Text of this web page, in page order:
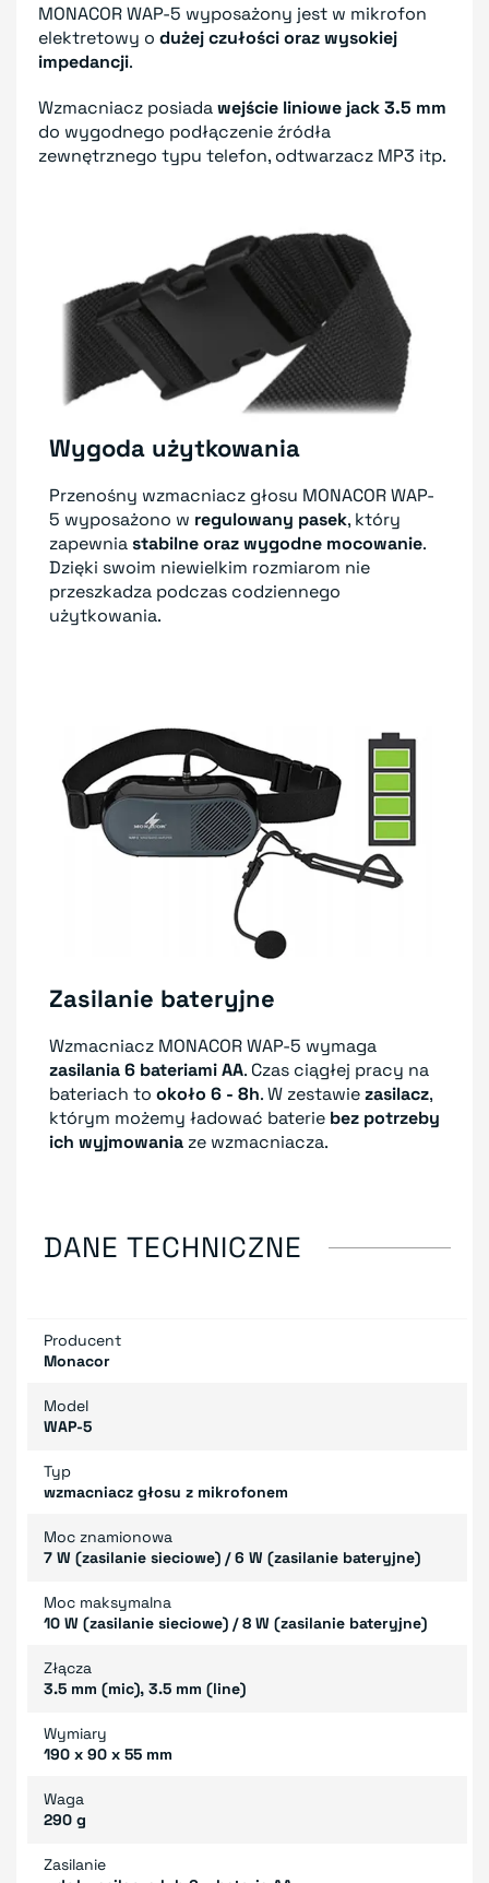
MONACOR WAP-5 wyposażony jest w mikrofon
elektretowy o dużej czułości oraz wysokiej
impedancji.
Wzmacniacz posiadawejście liniowe jack 3.5 mm
do wygodnego podłączenie źródła
zewnętrznego typu telefon, odtwarzacz MP3 itp.
Wygoda użytkowania
Przenośny wzmacniacz głosu MONACOR WAP-
5 wyposażono w regulowany pasek, który
zapewniastabilne oraz wygodne mocowanie.
Dzięki swoim niewielkim rozmiarom nie
przeszkadza podczas codziennego
użytkowania.
Zasilanie bateryjne
Wzmacniacz MONACOR WAP-5 wymaga
zasilania 6 bateriami AA. Czas ciągłej pracy na
bateriach to około 6 - 8h. W zestawiezasilacz,
którym możemy ładować baterie bez potrzeby
ich wyjmowania ze wzmacniacza.
DANE TECHNICZNE
Producent
Monacor
Model
WAP-5
Typ
wzmacniacz głosu z mikrofonem
Moc znamionowa
7 W (zasilanie sieciowe) / 6 W (zasilanie bateryjne)
Moc maksymalna
10 W (zasilanie sieciowe) / 8 W (zasilanie bateryjne)
Złącza
3.5 mm (mic), 3.5 mm (line)
Wymiary
190 x 90 x 55 mm
Waga
290 g
Zasilanie